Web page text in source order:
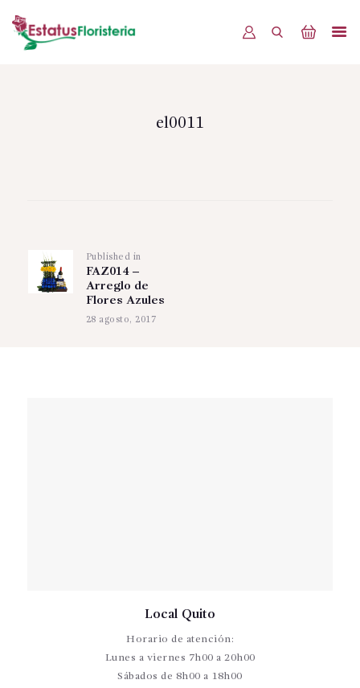
PRODUCTOSel0011
entradasPublished in
FAZ014 –
Arreglo de
Flores Azules
28 agosto, 2017
Local Quito
Horario de atención:
Lunes a viernes 7h00 a 20h00
Sábados de 8h00 a 18h00